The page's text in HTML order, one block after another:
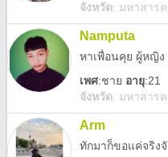
จังหวัด: มหาสาร
Namputa
หาเพื่อนคุย ผู้หญิง
เพศ:ชาย อายุ:21
จังหวัด: มหาสาร
Arm
ทักมาก็ขอแค่จริง